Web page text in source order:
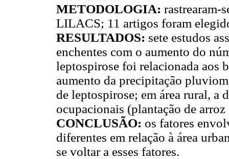
METODOLOGIA: rastrearam-
LILACS; 11 artigos foram
RESULTADOS: sete estudos
enchentes com o aumento do
leptospirose foi relacionada aos
aumento da precipitação
de leptospirose; em área rural, a
ocupacionais (plantação de
CONCLUSÃO: os fatores
diferentes em relação à área
se voltar a esses fatores.